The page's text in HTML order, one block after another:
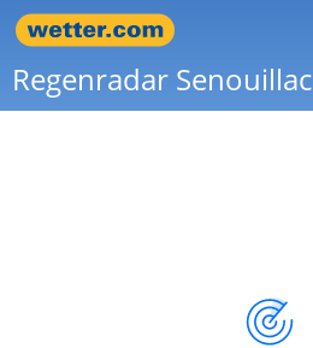
Regenradar Senouillac